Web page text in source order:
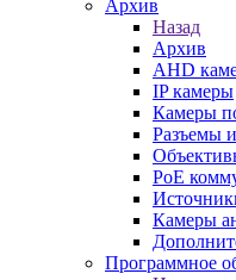
Архив
Назад
Архив
AHD
IP камеры
Камеры
Разъемы
PoE
Камеры
Программное